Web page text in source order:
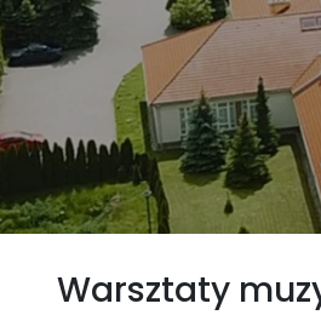
Warsztaty